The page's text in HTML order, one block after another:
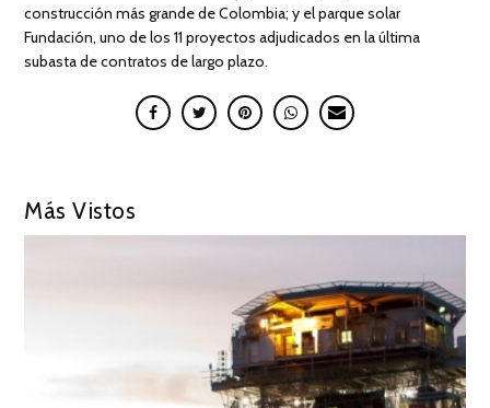
construcción más grande de Colombia; y el parque solar
Fundación, uno de los 11 proyectos adjudicados en la última
subasta de contratos de largo plazo.
Más Vistos